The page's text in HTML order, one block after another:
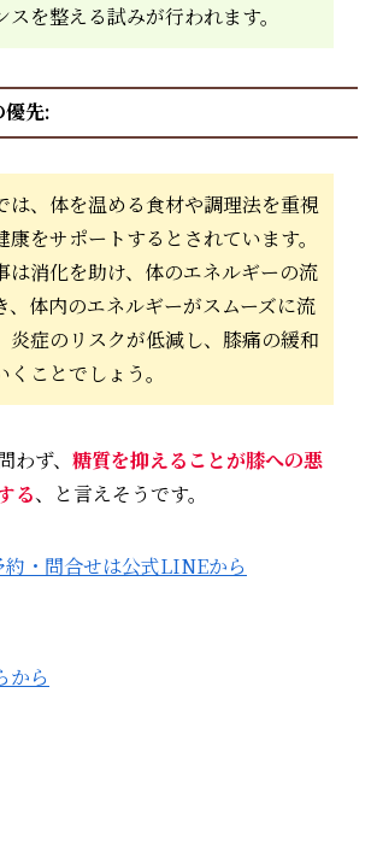
スを整える試みが行われます。
優先:
、体を温める食材や調理法を重視
康をサポートするとされています。
消化を助け、体のエネルギーの流
、体内のエネルギーがスムーズに流
炎症のリスクが低減し、膝痛の緩和
ことでしょう。
ず、 糖質を抑えることが膝への悪
る、と言えそうです。